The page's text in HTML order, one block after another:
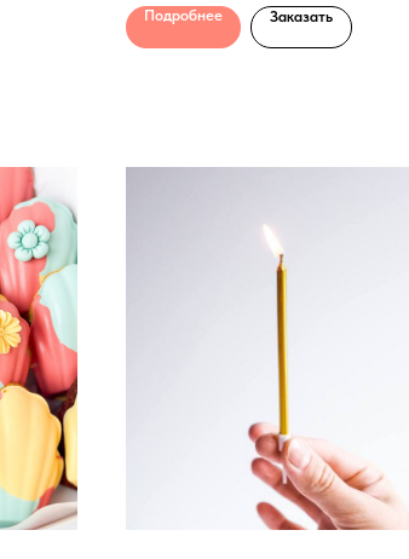
Подробнее Заказать